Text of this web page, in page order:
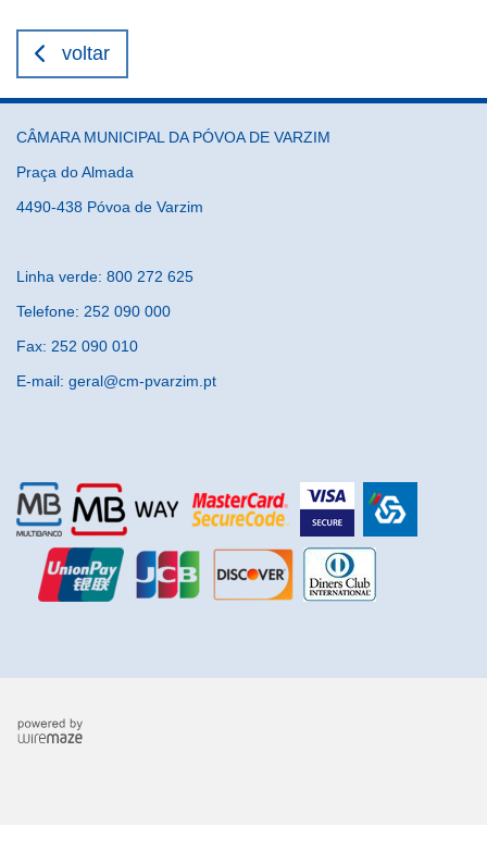
voltar
CÂMARA MUNICIPAL DA PÓVOA DE VARZIM
Praça do Almada
4490-438 Póvoa de Varzim
Linha verde: 800 272 625
Telefone: 252 090 000
Fax: 252 090 010
E-mail: geral@cm-pvarzim.pt